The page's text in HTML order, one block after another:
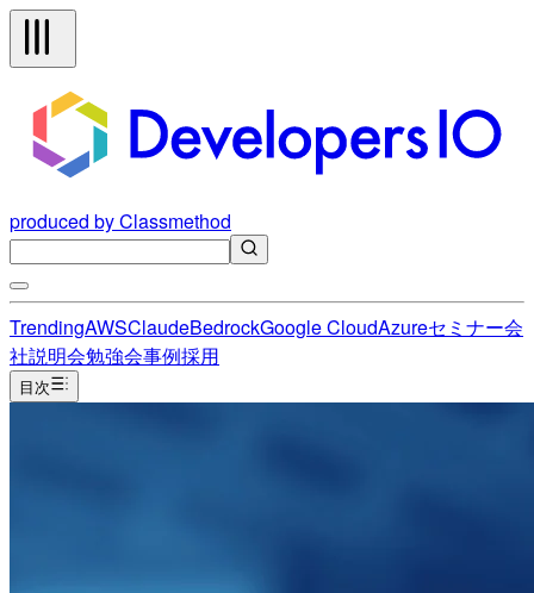
produced by Classmethod
TrendingAWSClaudeBedrockGoogle CloudAzureセミナー会
社説明会勉強会事例採用
目次